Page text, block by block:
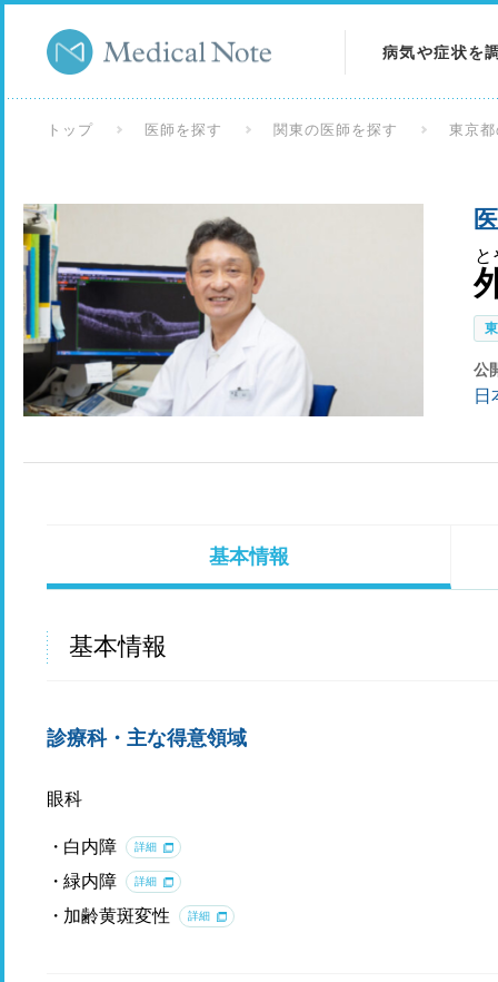
病気や症状を
検査を調べる
トップ 医師を探す 関東の医師を探す 東京
公
日
基本情報
基本情報
診療科・主な得意領域
眼科
白内障 詳細
緑内障 詳細
加齢黄斑変性 詳細